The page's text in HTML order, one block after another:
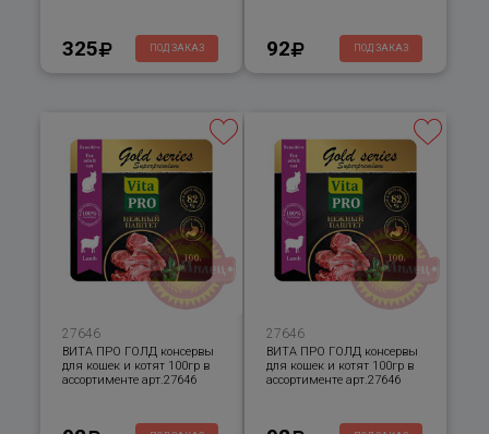
325 ПОД ЗАКАЗ 92 ПОД ЗАКАЗ
27646
ВИТА ПРО ГОЛД консервы
для кошек и котят 100гр в
ассортименте арт.27646
27646
ВИТА ПРО ГОЛД консервы
для кошек и котят 100гр в
ассортименте арт.27646